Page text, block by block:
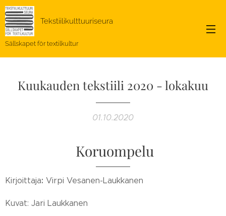
Tekstiilikulttuuriseura
Sällskapet för textilkultur
Kuukauden tekstiili 2020 - lokakuu
01.10.2020
Koruompelu
Kirjoittaja: Virpi Vesanen-Laukkanen
Kuvat: Jari Laukkanen